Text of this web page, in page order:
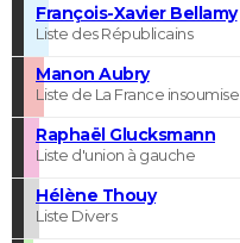
François-Xavier Bellamy
Liste des Républicains
Manon Aubry
Liste de La France insoumise
Raphaël Glucksmann
Liste d'union à gauche
Hélène Thouy
Liste Divers